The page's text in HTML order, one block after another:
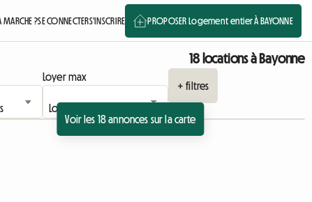
?SE CONNECTERS'INSCRIRE PROPOSER Logement entier À BAYONNE
18 locations à Bayonne
Loyer max
+ filtres
Voir les 18 annonces sur la carte